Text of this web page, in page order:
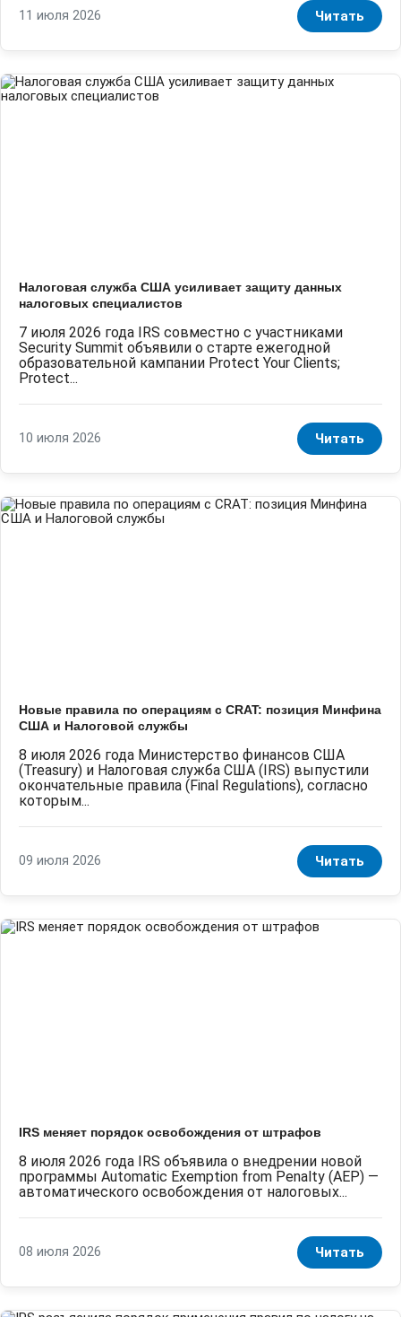
11 июля 2026 Читать
Налоговая служба США усиливает защиту данных
налоговых специалистов
7 июля 2026 года IRS совместно с участниками
Security Summit объявили о старте ежегодной
образовательной кампании Protect Your Clients;
Protect...
10 июля 2026 Читать
Новые правила по операциям с CRAT: позиция Минфина
США и Налоговой службы
8 июля 2026 года Министерство финансов США
(Treasury) и Налоговая служба США (IRS) выпустили
окончательные правила (Final Regulations), согласно
которым...
09 июля 2026 Читать
IRS меняет порядок освобождения от штрафов
8 июля 2026 года IRS объявила о внедрении новой
программы Automatic Exemption from Penalty (AEP) —
автоматического освобождения от налоговых...
08 июля 2026 Читать